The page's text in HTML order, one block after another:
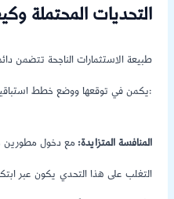
التحديات المحتملة
طبيعة الاستثمارات الناجحة تتضمن
يكمن في توقعها ووضع خطط استباقية لمواجهتها:
المنافسة المتزايدة: مع دخول مطورين
التغلب على هذا التحدي يكون عبر